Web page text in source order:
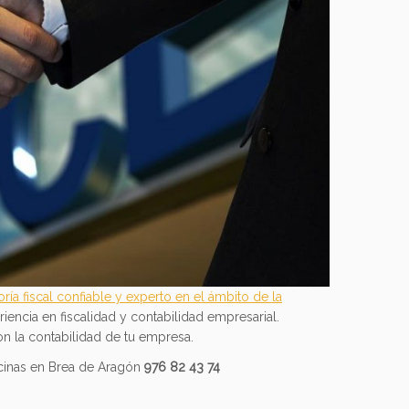
fiscal confiable y experto en el ámbito de la
en fiscalidad y contabilidad empresarial.
la contabilidad de tu empresa.
en Brea de Aragón 976 82 43 74